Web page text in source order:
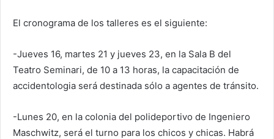
El cronograma de los talleres es el siguiente:
-Jueves 16, martes 21 y jueves 23, en la Sala B del
Teatro Seminari, de 10 a 13 horas, la capacitación de
accidentologia será destinada sólo a agentes de tránsito.
-Lunes 20, en la colonia del polideportivo de Ingeniero
Maschwitz, será el turno para los chicos y chicas. Habrá